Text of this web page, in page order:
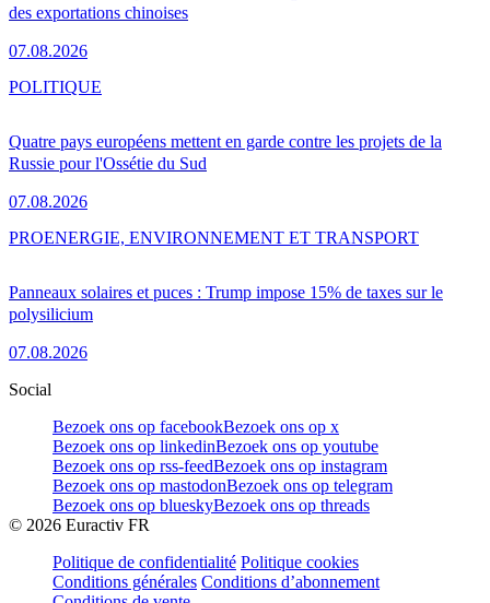
des exportations chinoises
07.08.2026
Quatre pays européens mettent en garde contre les projets de la
Russie pour l'Ossétie du Sud
07.08.2026
POLITIQUE
Panneaux solaires et puces : Trump impose 15% de taxes sur le
polysilicium
07.08.2026
PROENERGIE, ENVIRONNEMENT ET TRANSPORT
Social
Bezoek ons op facebookBezoek ons op x
Bezoek ons op linkedinBezoek ons op youtube
Bezoek ons op rss-feedBezoek ons op instagram
Bezoek ons op mastodonBezoek ons op telegram
Bezoek ons op blueskyBezoek ons op threads
© 2026 Euractiv FR
Politique de confidentialité Politique cookies
Conditions générales Conditions d’abonnement